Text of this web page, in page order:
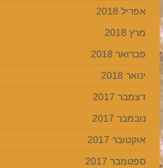
אפריל 2018
מרץ 2018
פברואר 2018
ינואר 2018
דצמבר 2017
נובמבר 2017
אוקטובר 2017
ספטמבר 2017